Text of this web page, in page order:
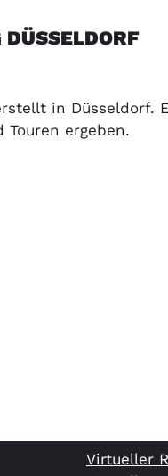
in Düsseldorf.
ergeben.
Virtueller